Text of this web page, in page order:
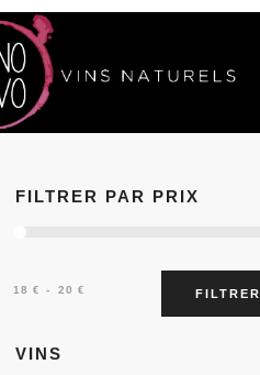
FILTRER PAR PRIX
FILTRER
18 €— 20 €
VINS